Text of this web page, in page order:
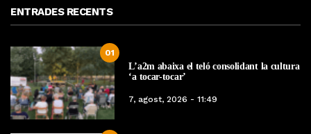
ENTRADES RECENTS
01
L’a2m abaixa el teló consolidant la cultura
‘a tocar-tocar’
7, agost, 2026 - 11:49